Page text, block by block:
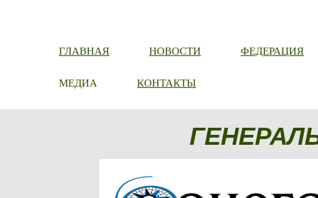
ГЛАВНАЯ НОВОСТИ ФЕДЕРАЦИЯ
МЕДИА КОНТАКТЫ